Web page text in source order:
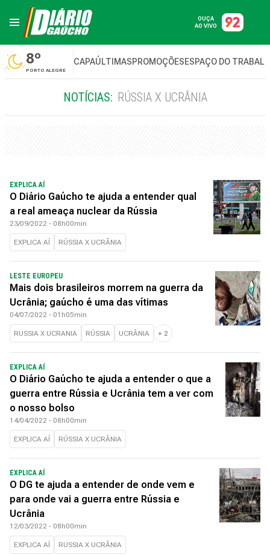
OUÇA
AO VIVO
8º
PORTO ALEGRE
CAPAÚLTIMASPROMOÇÕESESPAÇO DO
NOTÍCIAS: RÚSSIA X UCRÂNIA
EXPLICA AÍ
O Diário Gaúcho te ajuda a entender qual
a real ameaça nuclear da Rússia
23/09/2022 - 08h00min
EXPLICA AÍ RÚSSIA X UCRÂNIA
LESTE EUROPEU
Mais dois brasileiros morrem na guerra da
Ucrânia; gaúcho é uma das vítimas
04/07/2022 - 01h05min
RUSSIA X UCRANIA RÚSSIA UCRÂNIA + 2
EXPLICA AÍ
O Diário Gaúcho te ajuda a entender o que a
guerra entre Rússia e Ucrânia tem a ver com
o nosso bolso
14/04/2022 - 08h00min
EXPLICA AÍ RÚSSIA X UCRÂNIA
EXPLICA AÍ
O DG te ajuda a entender de onde vem e
para onde vai a guerra entre Rússia e
Ucrânia
12/03/2022 - 08h00min
EXPLICA AÍ RUSSIA X UCRÂNIA